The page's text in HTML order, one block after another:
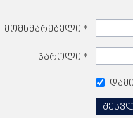
მომხმარებელი *
პაროლი *